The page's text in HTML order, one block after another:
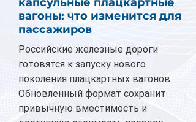
вагоны: что изменится для
пассажиров
Российские железные дороги
готовятся к запуску нового
поколения плацкартных вагонов.
Обновленный формат сохранит
привычную вместимость и